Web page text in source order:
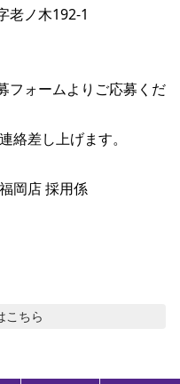
老ノ木192-1
フォームよりご応募くだ
絡差し上げます。
岡店 採用係
こちら